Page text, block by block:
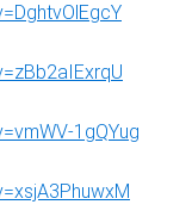
1gQYug